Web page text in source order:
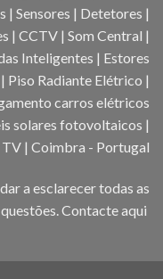
Sensores | Detetores |
| CCTV | Som Central |
Inteligentes | Estores
Piso Radiante Elétrico |
carros elétricos
solares fotovoltaicos |
TV | Coimbra - Portugal
a esclarecer todas as
questões. Contacte aqui